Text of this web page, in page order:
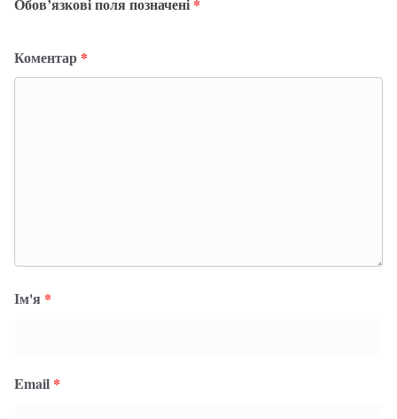
Коментар *
Ім'я *
Email *